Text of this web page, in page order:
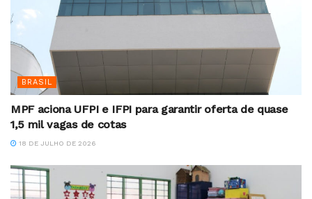
BRASIL
MPF aciona UFPI e IFPI para garantir oferta de quase
1,5 mil vagas de cotas
18 DE JULHO DE 2026